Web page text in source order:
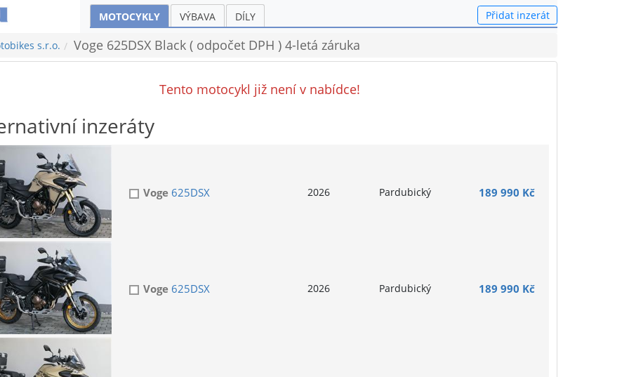
MOTOCYKLY VÝBAVA DÍLY Přidat inzerát
s.r.o. Voge 625DSX Black ( odpočet DPH ) 4-letá záruka
Tento motocykl již není v nabídce!
inzeráty
Voge625DSX 2026 Pardubický 189 990 Kč
Voge625DSX 2026 Pardubický 189 990 Kč